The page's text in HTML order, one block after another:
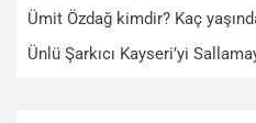
Ümit Özdağ kimdir? Kaç
Ünlü Şarkıcı Kayseri’yi